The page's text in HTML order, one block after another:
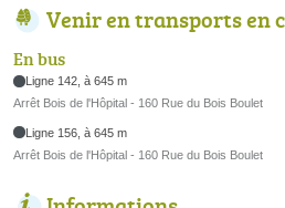
Venir en transports en
En bus
Ligne 142, à 645 m
Arrêt Bois de l'Hôpital - 160 Rue du Bois Boulet
Ligne 156, à 645 m
Arrêt Bois de l'Hôpital - 160 Rue du Bois Boulet